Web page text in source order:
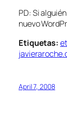
PD: Si
nuevo
Etiquetas:
April 7, 2008